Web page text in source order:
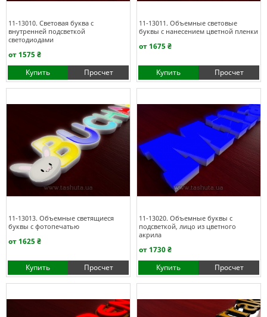
11-13010. Световая буква с
внутренней подсветкой
светодиодами
от 1575 ₴
Купить
Просчет
11-13011. Объемные световые
буквы с нанесением цветной пленки
от 1675 ₴
Купить Просчет
11-13013. Объемные светящиеся
буквы с фотопечатью
от 1625 ₴
Купить Просчет
11-13020. Объемные буквы с
подсветкой, лицо из цветного
акрила
от 1730 ₴
Купить
Просчет